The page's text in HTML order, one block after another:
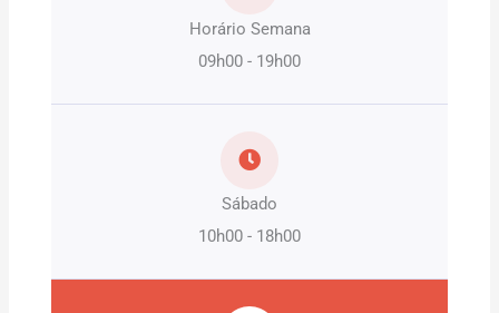
Horário Semana
09h00 - 19h00
Sábado
10h00 - 18h00